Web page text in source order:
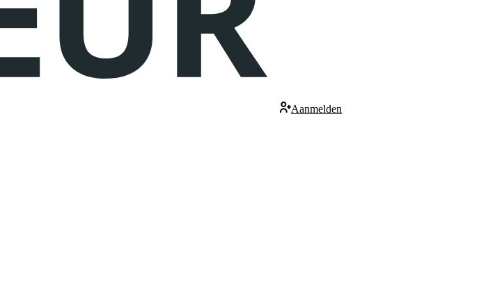
Aanmelden